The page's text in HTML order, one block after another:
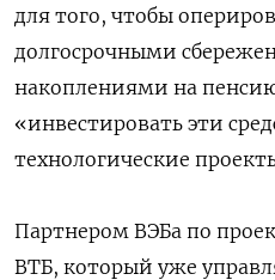
для того, чтобы
долгосрочными
накоплениями на
«инвестировать эти
технологические
Партнером ВЭБа по
ВТБ, который уже